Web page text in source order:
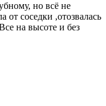
но всё не
от соседки ,отозвалась
на высоте и без